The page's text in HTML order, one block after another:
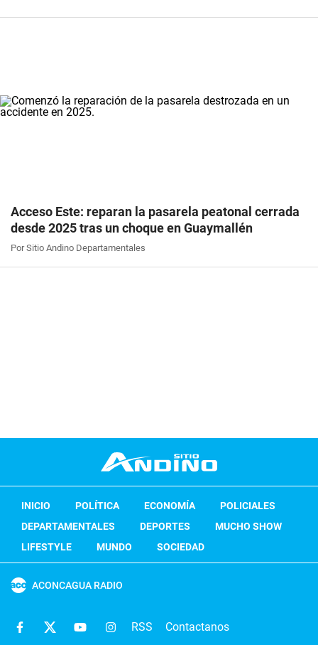
Acceso Este: reparan la pasarela peatonal cerrada
desde 2025 tras un choque en Guaymallén
Por Sitio Andino Departamentales
INICIO POLÍTICA ECONOMÍA
POLICIALES
DEPARTAMENTALES
DEPORTES
MUCHO SHOW
LIFESTYLE
MUNDO SOCIEDAD
ACONCAGUA RADIO
RSS Contactanos